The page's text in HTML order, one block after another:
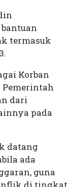
termasuk
Korban
Pemerintah
dari
pada
datang
ada
guna
di tingkat